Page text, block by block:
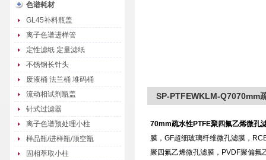
色谱耗材
GL45补料瓶盖
离子色谱进样管
定性滤纸 定量滤纸
不锈钢长针头
废液桶 法兰桶 堆码桶
流动相试剂瓶盖
针式过滤器
离子色谱预处理小柱
样品瓶/进样瓶/顶空瓶
固相萃取小柱
SP-PTFEWKLM-Q7070mm
70mm疏水性PTFE聚四氟乙烯微孔
膜，GF超细玻璃纤维微孔滤膜，
聚四氟乙烯微孔滤膜，PVDF聚偏氟